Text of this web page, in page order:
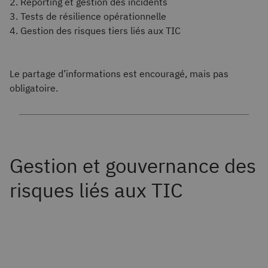
3. Tests de résilience opérationnelle
4. Gestion des risques tiers liés aux TIC
Le partage d’informations est encouragé, mais pas
obligatoire.